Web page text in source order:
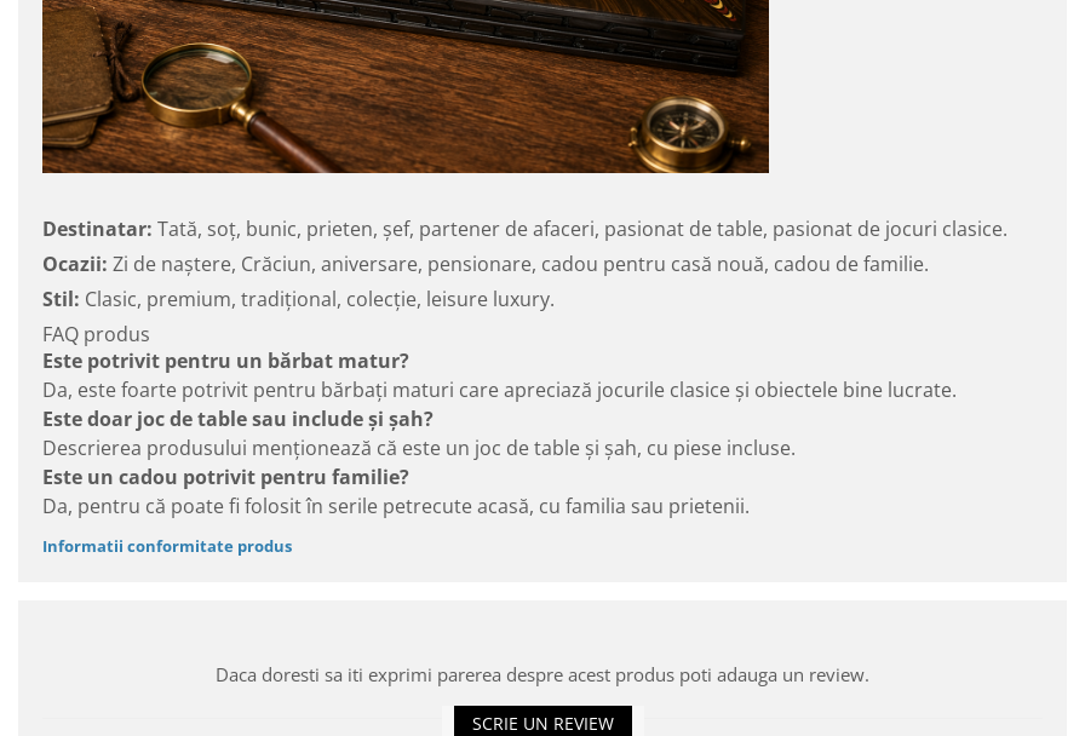
Destinatar: Tată, soț, bunic, prieten, șef, partener de afaceri, pasionat de table, pasionat de jocuri clasice.
Ocazii: Zi de naștere, Crăciun, aniversare, pensionare, cadou pentru casă nouă, cadou de familie.
Stil: Clasic, premium, tradițional, colecție, leisure luxury.
FAQ produs
Este potrivit pentru un bărbat matur?
Da, este foarte potrivit pentru bărbați maturi care apreciază jocurile clasice și obiectele bine lucrate.
Este doar joc de table sau include și șah?
Descrierea produsului menționează că este un joc de table și șah, cu piese incluse.
Este un cadou potrivit pentru familie?
Da, pentru că poate fi folosit în serile petrecute acasă, cu familia sau prietenii.
Informatii conformitate produs
Daca doresti sa iti exprimi parerea despre acest produs poti adauga un review.
SCRIE UN REVIEW